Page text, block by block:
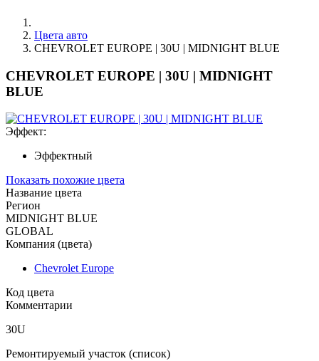
Цвета авто
CHEVROLET EUROPE | 30U | MIDNIGHT BLUE
CHEVROLET EUROPE | 30U | MIDNIGHT
BLUE
Эффект:
Эффектный
Показать похожие цвета
Название цвета
Регион
MIDNIGHT BLUE
GLOBAL
Компания (цвета)
Chevrolet Europe
Код цвета
Комментарии
30U
Ремонтируемый участок (список)